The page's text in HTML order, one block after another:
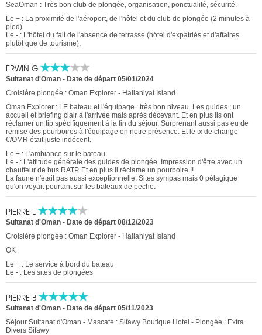
SeaOman : Très bon club de plongée, organisation, ponctualité, sécurité.
Le + : La proximité de l'aéroport, de l'hôtel et du club de plongée (2 minutes à
pied)
Le - : L'hôtel du fait de l'absence de terrasse (hôtel d'expatriés et d'affaires
plutôt que de tourisme).
ERWIN G
Sultanat d'Oman - Date de départ 05/01/2024
Croisière plongée : Oman Explorer - Hallaniyat Island
Oman Explorer : LE bateau et l'équipage : très bon niveau. Les guides ; un
accueil et briefing clair à l'arrivée mais après décevant. Et en plus ils ont
réclamer un tip spécifiquement à la fin du séjour. Surprenant aussi pas eu de
remise des pourboires à l'équipage en notre présence. Et le tx de change
€/OMR était juste indécent.
Le + : L'ambiance sur le bateau.
Le - : L'attitude générale des guides de plongée. Impression d'être avec un
chauffeur de bus RATP. Et en plus il réclame un pourboire !!
La faune n'était pas aussi exceptionnelle. Sites sympas mais 0 pélagique
qu'on voyait pourtant sur les bateaux de peche.
PIERRE L
Sultanat d'Oman - Date de départ 08/12/2023
Croisière plongée : Oman Explorer - Hallaniyat Island
OK
Le + : Le service à bord du bateau
Le - : Les sites de plongées
PIERRE B
Sultanat d'Oman - Date de départ 05/11/2023
Séjour Sultanat d'Oman - Mascate : Sifawy Boutique Hotel - Plongée : Extra
Divers Sifawy